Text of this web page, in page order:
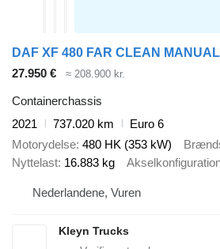
DAF XF 480 FAR CLEAN MANUAL
27.950 €
≈ 208.900 kr.
Containerchassis
2021
737.020 km
Euro 6
Motorydelse 480 HK (353 kW)
Nyttelast 16.883 kg
Nederlandene, Vuren
Kleyn Trucks